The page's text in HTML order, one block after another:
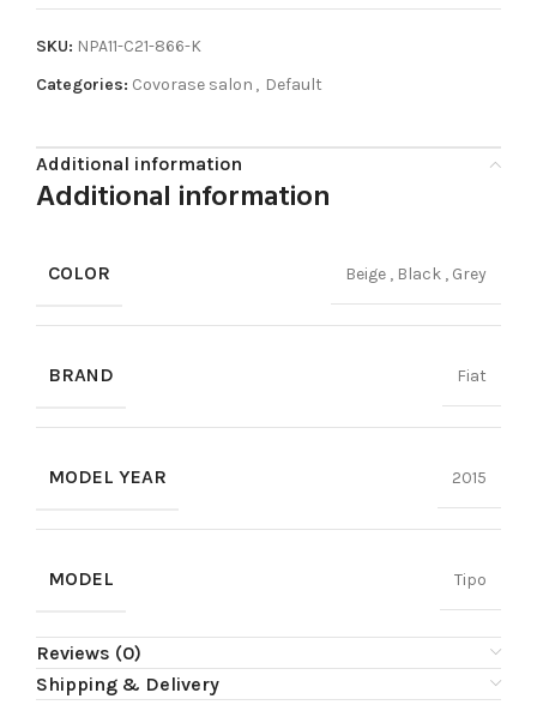
SKU: NPA11-C21-866-K
Categories: Covorase salon , Default
Additional information
Additional information
COLOR Beige , Black , Grey
BRAND Fiat
MODEL YEAR 2015
MODEL Tipo
Reviews (0)
Shipping & Delivery